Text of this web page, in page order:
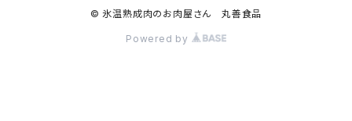
© 氷温熟成肉のお肉屋さん 丸善食品
Powered by